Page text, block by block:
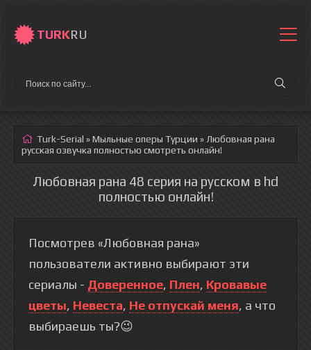
TURKRU
Turk-Serial »Мыльные оперы Турции » Любовная рана
русская озвучка полностью смотреть онлайн!
Любовная рана 48 серия на русском в hd
полностью онлайн!
Посмотрев «Любовная рана»
пользователи активно выбирают эти
сериалы - Доверенное, Плен, Кровавые
цветы, Невеста, Не отпускай меня, а что
выбираешь ты?😉